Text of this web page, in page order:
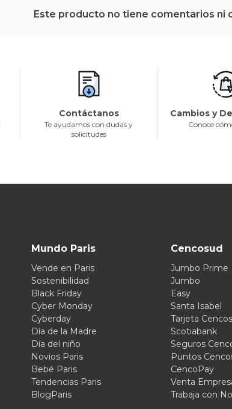
Este producto no tiene comentarios ni
Contáctanos
Te ayudamos con dudas y
solicitudes
Cambios y
Conoce
Mundo Paris
Vende en Paris
Sostenibilidad
Black Friday
Cyber Monday
Cyberday
Día de la Madre
Día del niño
Novios Paris
Bebé Paris
Tendencias Paris
BlogParis
Cencosud
Jumbo Prime
Jumbo
Easy
Santa Isabel
Tarjeta
Scotiabank
Seguros
Puntos
CencoPay
Venta
Trabaja con